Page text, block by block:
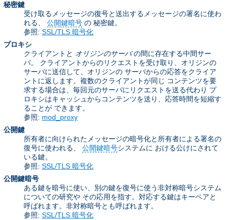
秘密鍵
受け取るメッセージの復号と送出するメッセージの署名に使わ
れる、 公開鍵暗号 の 秘密鍵。
参照: SSL/TLS 暗号化
プロキシ
クライアントと オリジンのサーバの間に存在する中間サー
バ。 クライアントからのリクエストを受け取り、オリジンの
サーバに送信して、オリジンの サーバからの応答をクライア
ントに返します。複数のクライアントが同じ コンテンツを要
求する場合は、毎回元のサーバにリクエストを送る代わり プ
ロキシはキャッシュからコンテンツを送り、応答時間を短縮す
ることが できます。
参照: mod_proxy
公開鍵
所有者に向けられたメッセージの暗号化と所有者による署名の
復号に使われる、 公開鍵暗号システムに おける公けにされて
いる鍵。
参照: SSL/TLS 暗号化
公開鍵暗号
ある鍵を暗号に使い、別の鍵を復号に使う非対称暗号システム
についての研究や その応用を指す。対応する鍵はキーペアと
呼ばれます。非対称暗号とも呼ばれます。
参照: SSL/TLS 暗号化